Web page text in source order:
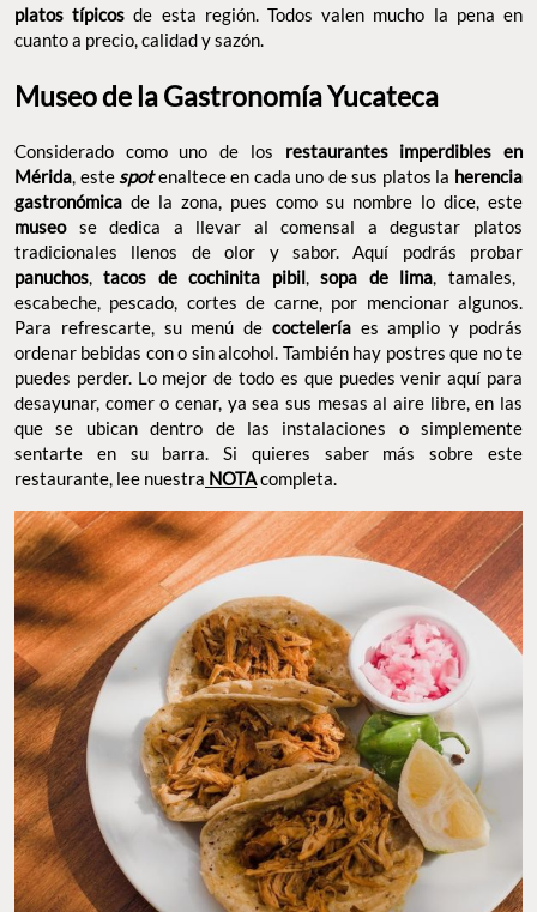
perfección en cada platillo. Por ello, aquí te presentamos5
restaurantes en Méridaque debes visitar si quieres degustar
cuanto a precio, calidad y sazón.
Considerado como uno de losrestaurantes imperdibles en
Mérida, estespot enaltece en cada uno de sus platos laherencia
gastronómicade la zona, pues como su nombre lo dice, este
museose dedica a llevar al comensal a degustar platos
tradicionales llenos de olor y sabor. Aquí podrás probar
panuchos, tacos de cochinita pibil, sopa de lima, tamales,
escabeche, pescado, cortes de carne, por mencionar algunos.
Para refrescarte, su menú decoctelería es amplio y podrás
ordenar bebidas con o sin alcohol. También hay postres que no te
puedes perder. Lo mejor de todo es que puedes venir aquí para
desayunar, comer o cenar, ya sea sus mesas al aire libre, en las
que se ubican dentro de las instalaciones o simplemente
sentarte en su barra. Si quieres saber más sobre este